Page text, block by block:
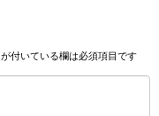
が付いている欄は必須項目です